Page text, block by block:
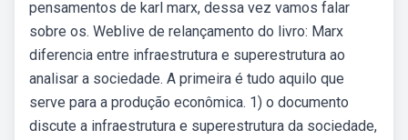
pensamentos de karl marx, dessa vez vamos falar
sobre os. Weblive de relançamento do livro: Marx
diferencia entre infraestrutura e superestrutura ao
analisar a sociedade. A primeira é tudo aquilo que
serve para a produção econômica. 1) o documento
discute a infraestrutura e superestrutura da sociedade,